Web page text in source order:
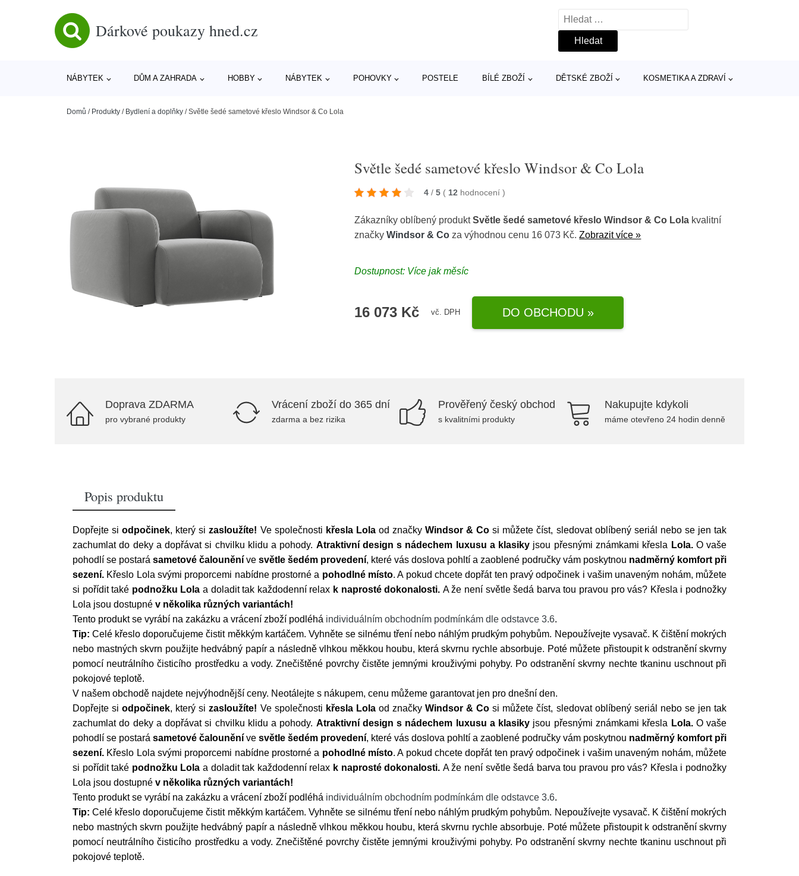
Dárkové poukazy hned.cz
Vyhledávání
NÁBYTEK DŮM A ZAHRADA HOBBY NÁBYTEK POHOVKY POSTELE BÍLÉ ZBOŽÍ DĚTSKÉ ZBOŽÍ KOSMETIKA A ZDRAVÍ
Domů / Produkty / Bydlení a doplňky /Světle šedé sametové křeslo Windsor & Co Lola
Světle šedé sametové křeslo Windsor & Co Lola
4 / 5 ( 12 hodnocení)
Zákazníky oblíbený produktSvětle šedé sametové křeslo Windsor & Co Lola kvalitní
značkyWindsor & Co za výhodnou cenu 16 073 Kč.Zobrazit více »
Dostupnost: Více jak měsíc
16 073 Kč vč. DPH DO OBCHODU »
Doprava ZDARMA
pro vybrané produkty
Vrácení zboží do 365 dní
zdarma a bez rizika
Prověřený český obchod
s kvalitními produkty
Nakupujte kdykoli
máme otevřeno 24 hodin denně
Popis produktu
Dopřejte siodpočinek, který sizasloužíte! Ve společnosti křesla Lola od značkyWindsor& Co si můžete číst, sledovat oblíbený seriál nebo se jen tak
zachumlat do deky a dopřávat si chvilku klidu a pohody. Atraktivní design s nádechem luxusu a klasiky jsou přesnými známkami křesla Lola.O vaše
pohodlí se postará sametové čalounění ve světle šedém provedení, které vás doslova pohltí a zaoblené područky vám poskytnou nadměrný komfort při
sezení. Křeslo Lola svými proporcemi nabídne prostorné a pohodlné místo. A pokud chcete dopřát ten pravý odpočinek i vašim unaveným nohám, můžete
si pořídit také podnožku Lola a doladit tak každodenní relax k naprosté dokonalosti. A že není světle šedá barva tou pravou pro vás? Křesla i podnožky
Lola jsou dostupné v několika různých variantách!
Tento produkt se vyrábí na zakázku a vrácení zboží podléhá individuálním obchodním podmínkám dle odstavce 3.6.
Tip: Celé křeslo doporučujeme čistit měkkým kartáčem. Vyhněte se silnému tření nebo náhlým prudkým pohybům. Nepoužívejte vysavač. K čištění mokrých
nebo mastných skvrn použijte hedvábný papír a následně vlhkou měkkou houbu, která skvrnu rychle absorbuje. Poté můžete přistoupit k odstranění skvrny
pomocí neutrálního čisticího prostředku a vody. Znečištěné povrchy čistěte jemnými krouživými pohyby. Po odstranění skvrny nechte tkaninu uschnout při
pokojové teplotě.
V našem obchodě najdete nejvýhodnější ceny. Neotálejte s nákupem, cenu můžeme garantovat jen pro dnešní den.
Dopřejte siodpočinek, který sizasloužíte! Ve společnosti křesla Lola od značkyWindsor& Co si můžete číst, sledovat oblíbený seriál nebo se jen tak
zachumlat do deky a dopřávat si chvilku klidu a pohody. Atraktivní design s nádechem luxusu a klasiky jsou přesnými známkami křesla Lola.O vaše
pohodlí se postará sametové čalounění ve světle šedém provedení, které vás doslova pohltí a zaoblené područky vám poskytnou nadměrný komfort při
sezení. Křeslo Lola svými proporcemi nabídne prostorné a pohodlné místo. A pokud chcete dopřát ten pravý odpočinek i vašim unaveným nohám, můžete
si pořídit také podnožku Lola a doladit tak každodenní relax k naprosté dokonalosti. A že není světle šedá barva tou pravou pro vás? Křesla i podnožky
Lola jsou dostupné v několika různých variantách!
Tento produkt se vyrábí na zakázku a vrácení zboží podléhá individuálním obchodním podmínkám dle odstavce 3.6.
Tip: Celé křeslo doporučujeme čistit měkkým kartáčem. Vyhněte se silnému tření nebo náhlým prudkým pohybům. Nepoužívejte vysavač. K čištění mokrých
nebo mastných skvrn použijte hedvábný papír a následně vlhkou měkkou houbu, která skvrnu rychle absorbuje. Poté můžete přistoupit k odstranění skvrny
pomocí neutrálního čisticího prostředku a vody. Znečištěné povrchy čistěte jemnými krouživými pohyby. Po odstranění skvrny nechte tkaninu uschnout při
pokojové teplotě.